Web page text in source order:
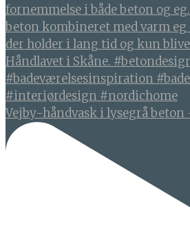
Vejby-håndvask i lysegrå